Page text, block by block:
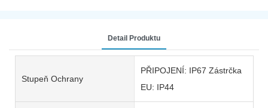
Detail Produktu
Stupeň Ochrany
PŘIPOJENÍ: IP67 Zástrčka
EU: IP44